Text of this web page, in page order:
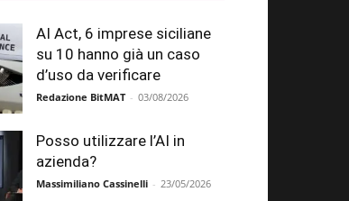
AI Act, 6 imprese siciliane
su 10 hanno già un caso
d’uso da verificare
Redazione BitMAT - 03/08/2026
Posso utilizzare l’AI in
azienda?
Massimiliano Cassinelli - 23/05/2026